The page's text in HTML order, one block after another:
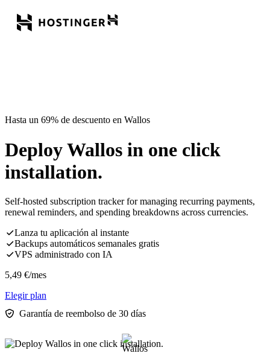
Hasta un 69% de descuento en Wallos
Deploy Wallos in one click
installation.
Self-hosted subscription tracker for managing recurring payments,
renewal reminders, and spending breakdowns across currencies.
Lanza tu aplicación al instante
Backups automáticos semanales gratis
VPS administrado con IA
5,49 €/mes
Elegir plan
Garantía de reembolso de 30 días